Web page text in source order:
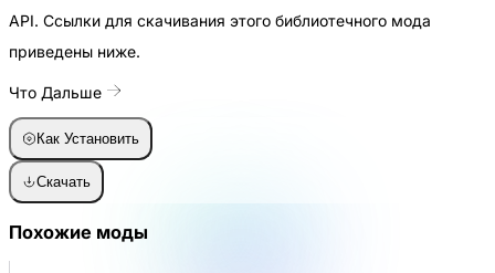
API. Ссылки для скачивания этого библиотечного мода
приведены ниже.
Что Дальше
Как Установить
Скачать
Похожие моды